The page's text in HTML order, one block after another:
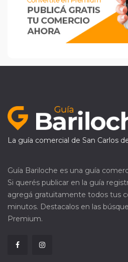
La guía comercial de San Carlos
Guía Bariloche es una guía
Si querés publicar en la guía
agregá gratuitamente todos tus
minutos. Destacalos en las
Premium.